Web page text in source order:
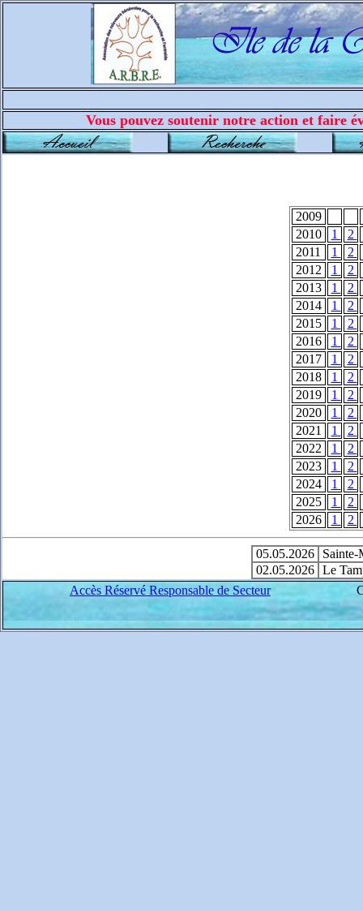
Vous pouvez soutenir notre action et faire
2009
2010
1
2
2011
1
2
2012
1
2
2013
1
2
2014
1
2
2015
1
2
2016
1
2
2017
1
2
2018
1
2
2019
1
2
2020
1
2
2021
1
2
2022
1
2
2023
1
2
2024
1
2
2025
1
2
2026
1 2
05.05.2026
Sainte-
02.05.2026 Le
Accès Réservé Responsable de Secteur